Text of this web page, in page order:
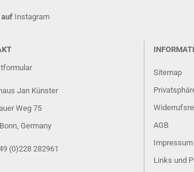
auf Instagram
Jan Künster
Weg 75
, Germany
(0)228 282961
Sitemap
AGB
Impressum
Links und